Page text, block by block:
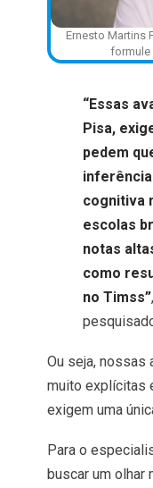
Ernesto Martins
formule
“Essas
Pisa,
pedem
cognitiva
escolas
notas
como
no Timss”
Ou seja, nossas
muito explícitas
exigem uma
Para o
buscar um olhar